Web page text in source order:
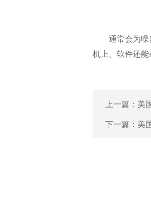
通常会为噪声
机上。软件还
上一篇： 美
下一篇： 美